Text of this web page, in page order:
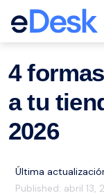
eCommerce
4
a tu
2026
Última
Published: abril 13,